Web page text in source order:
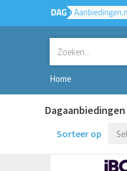
Home
Dagaanbiedingen
Sorteer op